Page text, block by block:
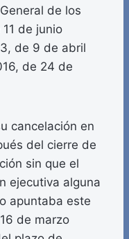
de los
de junio
de 9 de abril
de 24 de
cancelación en
del cierre de
sin que el
ejecutiva alguna
apuntaba este
de marzo